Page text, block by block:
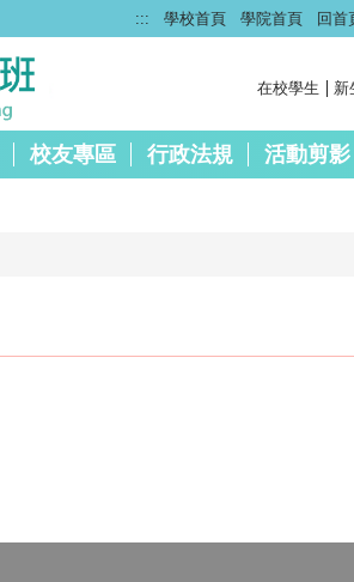
::: 學校首頁 學院首頁 回首
在校學生 新
校友專區 行政法規 活動剪影